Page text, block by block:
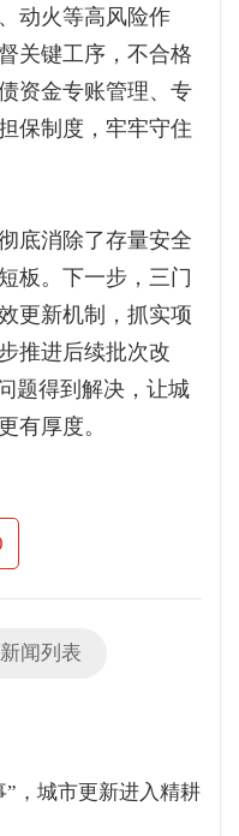
动火等高风险作
关键工序，不合格
资金专账管理、专
保制度，牢牢守住
底消除了存量安全
板。下一步，三门
更新机制，抓实项
推进后续批次改
题得到解决，让城
有厚度。
闻列表
，城市更新进入精耕